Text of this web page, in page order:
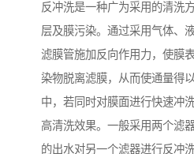
反冲洗是一种广为采用的清洗
层及膜污染。通过采用气体、
滤膜管施加反向作用力，使膜
染物脱离滤膜，从而使通量得
中，若同时对膜面进行快速冲
高清洗效果。一般采用两个滤
的出水对另一个滤器进行反冲
医疗机构污水处理设备
风景区生活一体化设备
豆制品污水